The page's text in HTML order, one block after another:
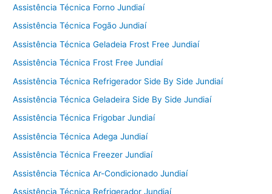
Assistência Técnica Forno Jundiaí
Assistência Técnica Fogão Jundiaí
Assistência Técnica Geladeia Frost Free Jundiaí
Assistência Técnica Frost Free Jundiaí
Assistência Técnica Refrigerador Side By Side Jundiaí
Assistência Técnica Geladeira Side By Side Jundiaí
Assistência Técnica Frigobar Jundiaí
Assistência Técnica Adega Jundiaí
Assistência Técnica Freezer Jundiaí
Assistência Técnica Ar-Condicionado Jundiaí
Assistência Técnica Refrigerador Jundiaí